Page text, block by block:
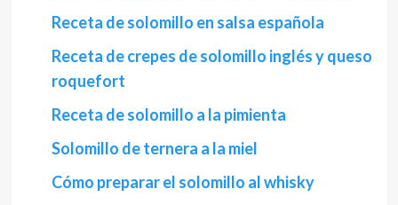
Receta de solomillo en salsa española
Receta de crepes de solomillo inglés y queso
roquefort
Receta de solomillo a la pimienta
Solomillo de ternera a la miel
Cómo preparar el solomillo al whisky